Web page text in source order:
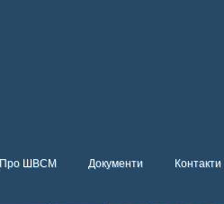
Про ШВСМ Документи Контакти